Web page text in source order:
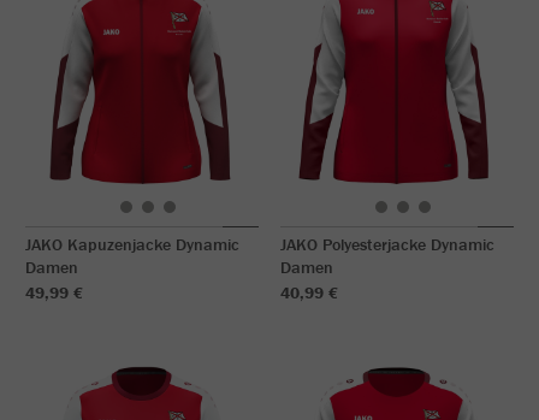
JAKO Kapuzenjacke Dynamic
Damen
49,99 €
JAKO Polyesterjacke Dynamic
Damen
40,99 €